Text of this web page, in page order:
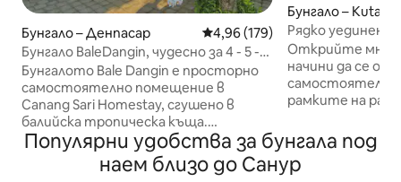
Бунгало – Денпасар Средна оценка: 4,96 от 5,
4,96 (179)
Бунгало BaleDangin, чудесно за 4 - 5 -
членно семейство
Бунгалото Bale Dangin е просторно
самостоятелно помещение в
Canang Sari Homestay, сгушено в
балийска тропическа къща.
Разполага с веранда с изглед към
буйни тропически градини,
самостоятелна баня, кухня и
Бунгало – Kuta
Рядко уединено
НОВО
Открийте
начини да се
самостоятелно
рамките на
градини,
тандем люлка
край басейна
Популярни удобства за бунгала под
наем близо до Санур